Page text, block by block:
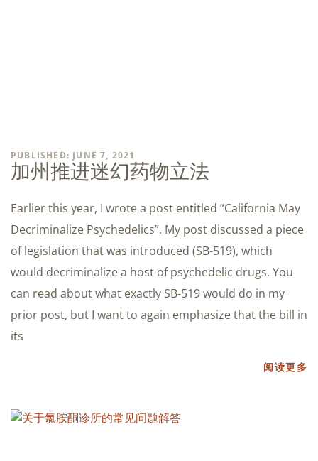
PUBLISHED: JUNE 7, 2021
加州推进迷幻药物立法
Earlier this year, I wrote a post entitled “California May
Decriminalize Psychedelics”. My post discussed a piece
of legislation that was introduced (SB-519), which
would decriminalize a host of psychedelic drugs. You
can read about what exactly SB-519 would do in my
prior post, but I want to again emphasize that the bill in
its
阅读更多